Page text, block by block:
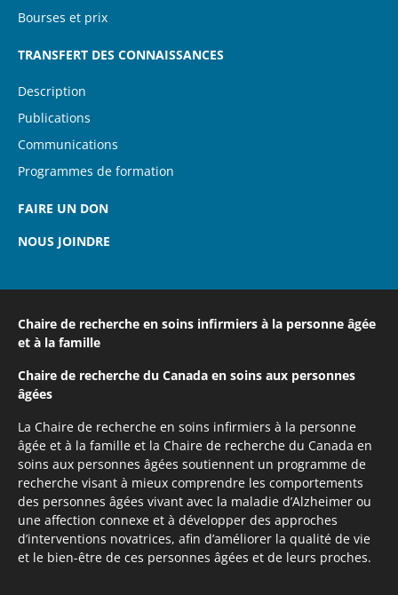
Bourses et prix
TRANSFERT DES CONNAISSANCES
Description
Publications
Communications
Programmes de formation
FAIRE UN DON
NOUS JOINDRE
Chaire de recherche en soins infirmiers à la personne âgée
et à la famille
Chaire de recherche du Canada en soins aux personnes
âgées
La Chaire de recherche en soins infirmiers à la personne
âgée et à la famille et la Chaire de recherche du Canada en
soins aux personnes âgées soutiennent un programme de
recherche visant à mieux comprendre les comportements
des personnes âgées vivant avec la maladie d’Alzheimer ou
une affection connexe et à développer des approches
d’interventions novatrices, afin d’améliorer la qualité de vie
et le bien-être de ces personnes âgées et de leurs proches.